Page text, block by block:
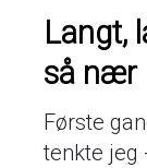
Langt,
så nær
Første
tenkte jeg